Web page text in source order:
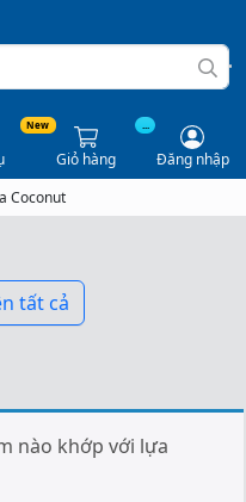
New ...
Giỏ hàng
Đăng nhập
Coconut
tất cả
nào khớp với lựa